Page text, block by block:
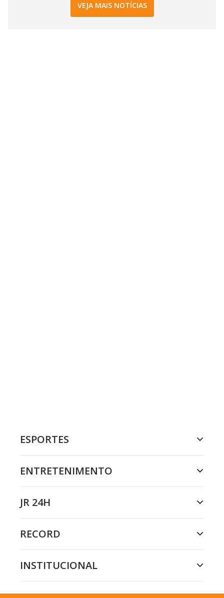
VEJA MAIS NOTÍCIAS
ESPORTES
ENTRETENIMENTO
JR 24H
RECORD
INSTITUCIONAL